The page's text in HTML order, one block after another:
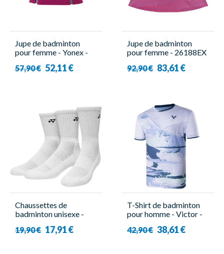
Jupe de badminton
pour femme - Yonex -
57,90 € 52,11 €
Jupe de badminton
pour femme - 26188EX
92,90 € 83,61 €
Chaussettes de
badminton unisexe -
19,90 € 17,91 €
T-Shirt de badminton
pour homme - Victor -
42,90 € 38,61 €